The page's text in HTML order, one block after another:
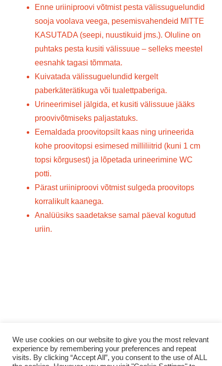
Enne uriiniproovi võtmist pesta välissuguelundid
sooja voolava veega, pesemisvahendeid MITTE
KASUTADA (seepi, nuustikuid jms.). Oluline on
puhtaks pesta kusiti välissuue – selleks meestel
eesnahk tagasi tõmmata.
Kuivatada välissuguelundid kergelt
paberkäterätikuga või tualettpaberiga.
Urineerimisel jälgida, et kusiti välissuue jääks
proovivõtmiseks paljastatuks.
Eemaldada proovitopsilt kaas ning urineerida
kohe proovitopsi esimesed milliliitrid (kuni 1 cm
topsi kõrgusest) ja lõpetada urineerimine WC
potti.
Pärast uriiniproovi võtmist sulgeda proovitops
korralikult kaanega.
Analüüsiks saadetakse samal päeval kogutud
uriin.
Telefoninumber: 59193944 | Meiliaadress: info@stn.ee
| Asukoht: Lääneringtee 39 (Lõunakeskus) |
Tegevusload L04130, L05076 ja L06630
We use cookies on our website to give you the most relevant
experience by remembering your preferences and repeat
visits. By clicking “Accept All”, you consent to the use of ALL